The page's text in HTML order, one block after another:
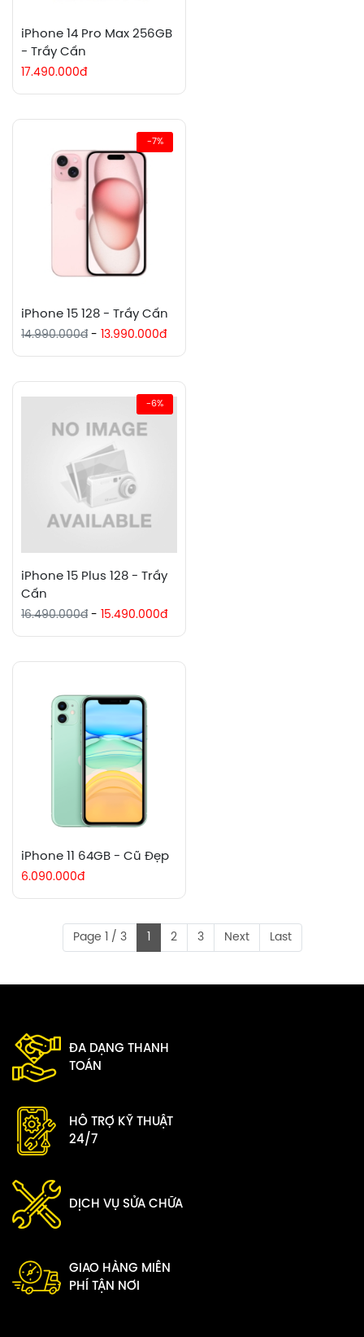
iPhone 14 Pro Max 256GB
- Trầy Cấn
17.490.000đ
iPhone 15 128 - Trầy Cấn
14.990.000đ - 13.990.000đ
-7%
iPhone 15 Plus 128 - Trầy
Cấn
16.490.000đ - 15.490.000đ
-6%
iPhone 11 64GB - Cũ Đẹp
6.090.000đ
Page 1 / 3 1 2 3 Next Last
ĐA DẠNG THANH
TOÁN
HỖ TRỢ KỸ THUẬT
24/7
DỊCH VỤ SỬA CHỮA
GIAO HÀNG MIỄN
PHÍ TẬN NƠI